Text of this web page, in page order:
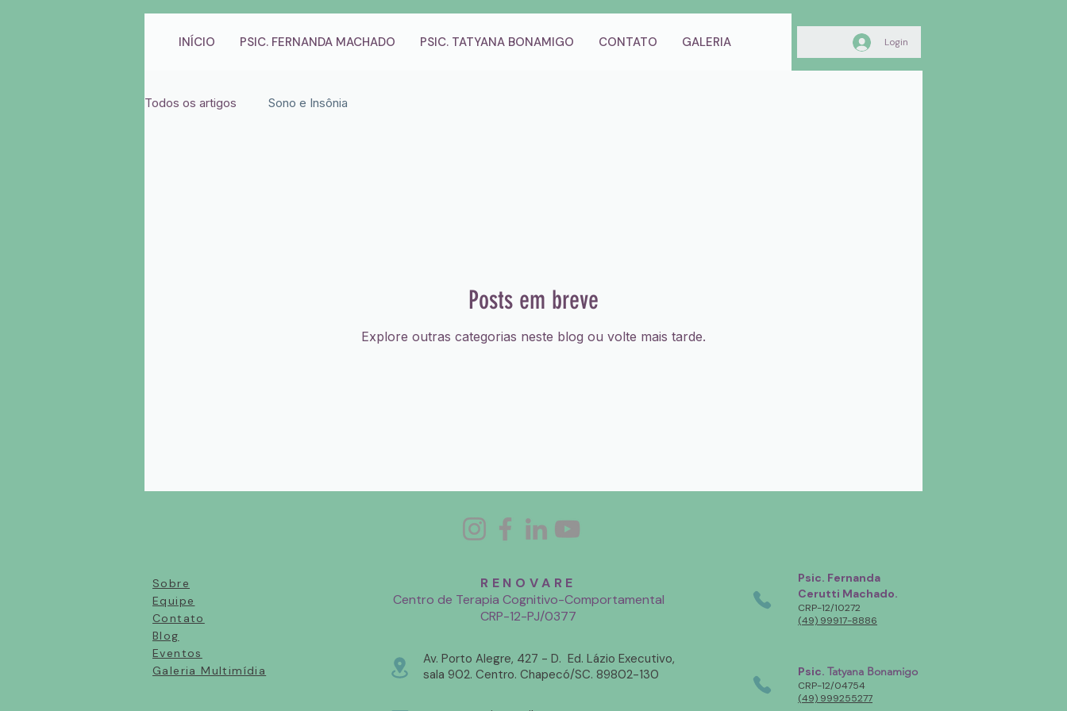
INÍCIO PSIC. FERNANDA MACHADO PSIC. TATYANA BONAMIGO CONTATO GALERIA Login
Todos os artigos Sono e Insônia
Posts em breve
Explore outras categorias neste blog ou volte mais tarde.
Sobre
Equipe
Contato
Blog
Eventos
Galeria Multimídia
RENOVARE
Centro de Terapia Cognitivo-Comportamental
CRP-12-PJ/0377
Av. Porto Alegre, 427 - D. Ed. Lázio Executivo,
sala 902. Centro. Chapecó/SC. 89802-130
Psic. Fernanda
Cerutti Machado.
CRP-12/10272
(49) 99917-8886
Psic. Tatyana Bonamigo
CRP-12/04754
(49) 999255277